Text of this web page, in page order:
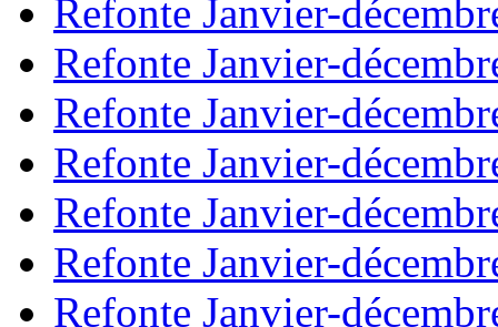
Refonte Janvier-
Refonte Janvier-
Refonte Janvier-
Refonte Janvier-
Refonte Janvier-
Refonte Janvier-
Refonte Janvier-